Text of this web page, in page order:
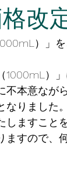
改
）」
）
本意なが
りました。
ますこと
すので、